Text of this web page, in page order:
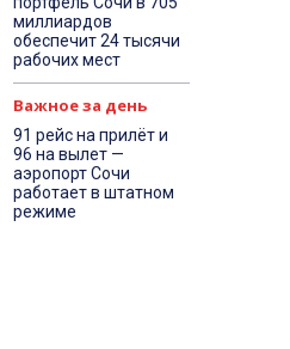
миллиардов
обеспечит 24 тысячи
рабочих мест
Важное за день
91 рейс на прилёт и
96 на вылет —
аэропорт Сочи
работает в штатном
режиме